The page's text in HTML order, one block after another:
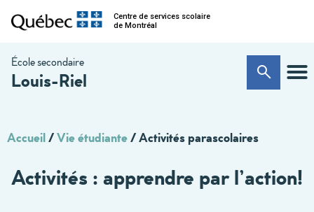
Centre de services scolaire
de Montréal
École secondaire
Louis-Riel
Accueil/Vie étudiante/Activités parascolaires
Activités : apprendre par l’action!